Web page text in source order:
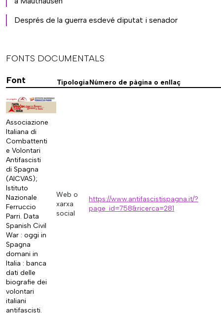
Després de la guerra esdevé diputat i senador
FONTS DOCUMENTALS
Font
TipologiaNúmero de pàgina o enllaç
Associazione
Italiana di
Combattenti
e Volontari
Antifascisti
di Spagna
(AICVAS);
Istituto
Nazionale
Ferruccio
Parri. Data
Spanish Civil
War : oggi in
Spagna
domani in
Italia : banca
dati delle
biografie dei
volontari
italiani
antifascisti.
Web o
xarxa
social
https://www.antifascistispagna.it/?
page_id=758&ricerca=281